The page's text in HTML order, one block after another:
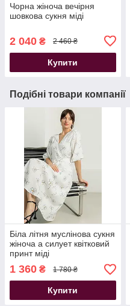
Чорна жіноча вечірня
шовкова сукня міді
2 040 ₴ 2 460 ₴
Купити
Подібні товари компанії
Біла літня муслінова сукня
жіноча а силует квітковий
принт міді
1 360 ₴ 1 780 ₴
Купити